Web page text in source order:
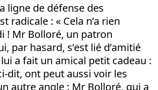
ligne de défense des
radicale : « Cela n’a rien
! Mr Bolloré, un patron
par hasard, s’est lié d’amitié
lui a fait un amical petit cadeau :
dit, ont peut aussi voir les
autre angle : Mr Bolloré, qui a